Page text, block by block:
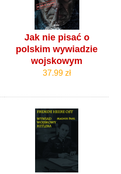
Jak nie pisać o
polskim wywiadzie
wojskowym
37.99 zł